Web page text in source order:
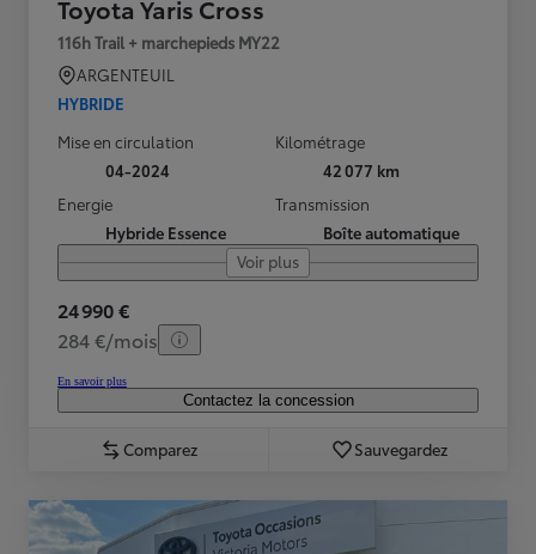
Toyota Yaris Cross
116h Trail + marchepieds MY22
ARGENTEUIL
HYBRIDE
Mise en circulation
04-2024
Kilométrage
42 077 km
Energie
Hybride Essence
Transmission
Boîte automatique
Voir plus
24 990 €
284 €/mois
En savoir plus
Contactez la concession
Comparez Sauvegardez